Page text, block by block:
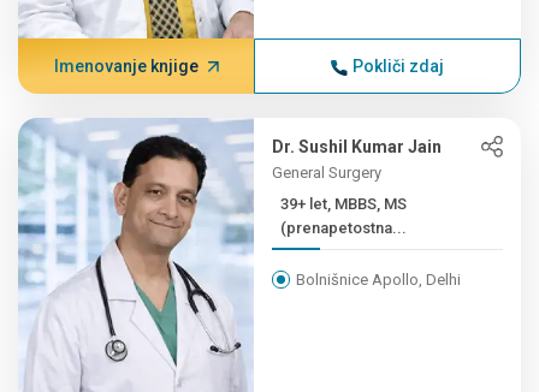
Imenovanje knjige Pokliči zdaj
Dr. Sushil Kumar Jain
General Surgery
39+ let, MBBS, MS
(prenapetostna...
Bolnišnice Apollo, Delhi